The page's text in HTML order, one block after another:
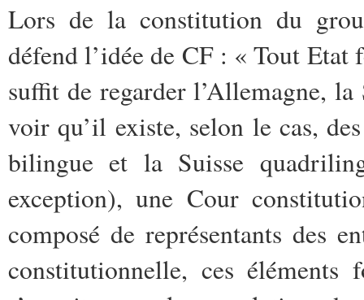
Lors de la constitution du
défend l’idée de CF : « Tout Etat
suffit de regarder l’Allemagne,
voir qu’il existe, selon le cas,
bilingue et la Suisse
exception), une Cour
composé de représentants des
constitutionnelle, ces